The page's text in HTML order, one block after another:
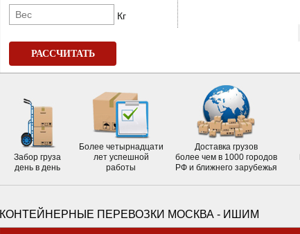
Кг
РАССЧИТАТЬ
Забор груза
день в день
Более четырнадцати
лет успешной
работы
Доставка грузов
более чем в 1000 городов
РФ и ближнего зарубежья
КОНТЕЙНЕРНЫЕ ПЕРЕВОЗКИ МОСКВА - ИШИМ